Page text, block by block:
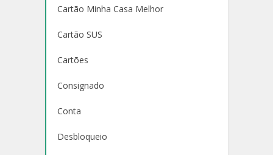
Cartão Minha Casa Melhor
Cartão SUS
Cartões
Consignado
Conta
Desbloqueio